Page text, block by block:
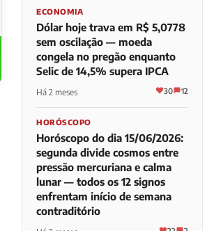
ECONOMIA
Dólar hoje trava em R$ 5,0778
sem oscilação — moeda
congela no pregão enquanto
Selic de 14,5% supera IPCA
Há 2 meses 30 12
HORÓSCOPO
Horóscopo do dia 15/06/2026:
segunda divide cosmos entre
pressão mercuriana e calma
lunar — todos os 12 signos
enfrentam início de semana
contraditório